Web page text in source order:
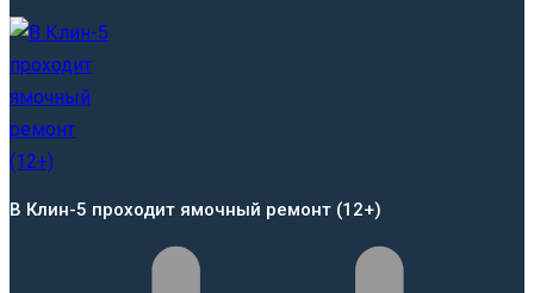
В Клин-5 проходит ямочный ремонт (12+)